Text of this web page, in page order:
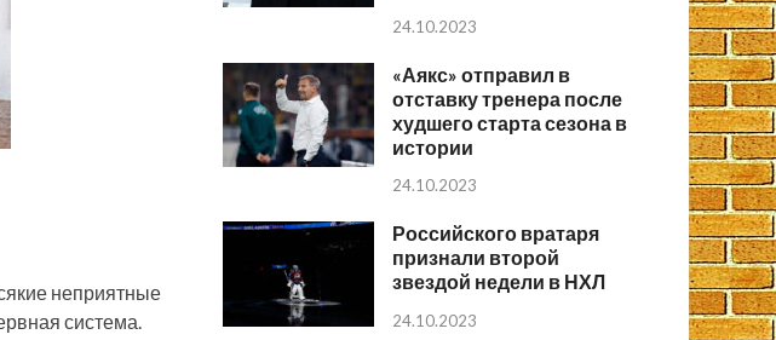
неприятные
система.
24.10.2023
«Аякс» отправил в
отставку тренера после
худшего старта сезона в
истории
24.10.2023
Российского вратаря
признали второй
звездой недели в НХЛ
24.10.2023